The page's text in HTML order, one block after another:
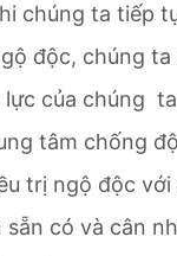
chúng ta tiếp
độc, chúng ta
lực của chúng
tâm chống
trị ngộ độc
có và cân